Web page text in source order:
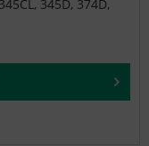
345D, 374D,
MH3027, MH3037,